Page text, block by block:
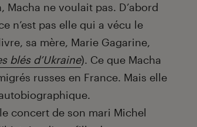
Macha ne voulait pas. D’abord
n’est pas elle qui a vécu le
sa mère, Marie Gagarine,
blés d’Ukraine). Ce que Macha
russes en France. Mais elle
concert de son mari Michel